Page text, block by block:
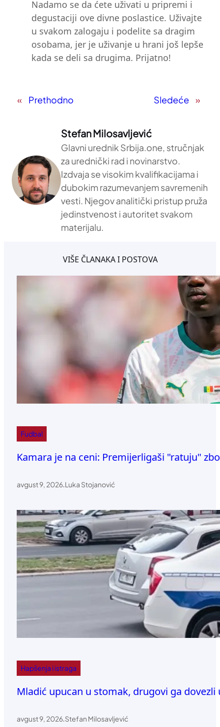
Nadamo se da ćete uživati u pripremi i
degustaciji ove divne poslastice. Uživajte
u svakom zalogaju i podelite sa dragim
osobama, jer je uživanje u hrani još lepše
kada se deli sa drugima. Prijatno!
« Prethodno Sledeće »
Stefan Milosavljević
Glavni urednik Srbija.one, stručnjak
za urednički rad i novinarstvo.
Izdvaja se visokim kvalifikacijama i
dubokim razumevanjem savremenih
vesti. Njegov analitički pristup pruža
jedinstvenost i autoritet svakom
materijalu.
VIŠE ČLANAKA I POSTOVA
Fudbal
Kamara je na ceni: Premijerligaši "ratuju"
avgust 9, 2026.Luka Stojanović
Hapšenja i istraga
Mladić upucan u stomak, drugovi ga
avgust 9, 2026.Stefan Milosavljević